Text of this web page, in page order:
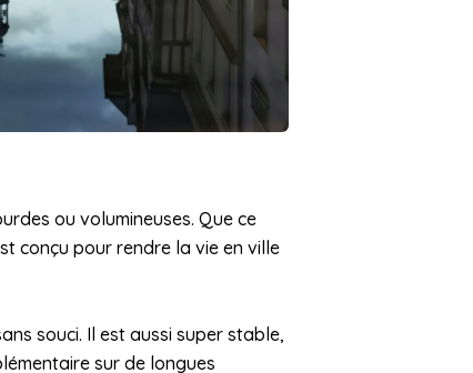
ou volumineuses. Que ce
conçu pour rendre la vie en ville
souci. Il est aussi super stable,
sur de longues